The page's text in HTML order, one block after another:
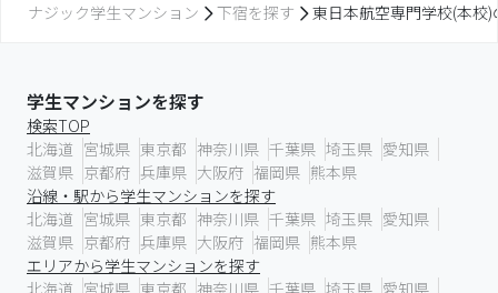
ナジック学生マンション 下宿を探す 東日本航空専門学校(本校
学生マンションを探す
検索TOP
北海道 宮城県 東京都 神奈川県 千葉県 埼玉県 愛知県
滋賀県 京都府 兵庫県 大阪府 福岡県 熊本県
沿線・駅から学生マンションを探す
北海道 宮城県 東京都 神奈川県 千葉県 埼玉県 愛知県
滋賀県 京都府 兵庫県 大阪府 福岡県 熊本県
エリアから学生マンションを探す